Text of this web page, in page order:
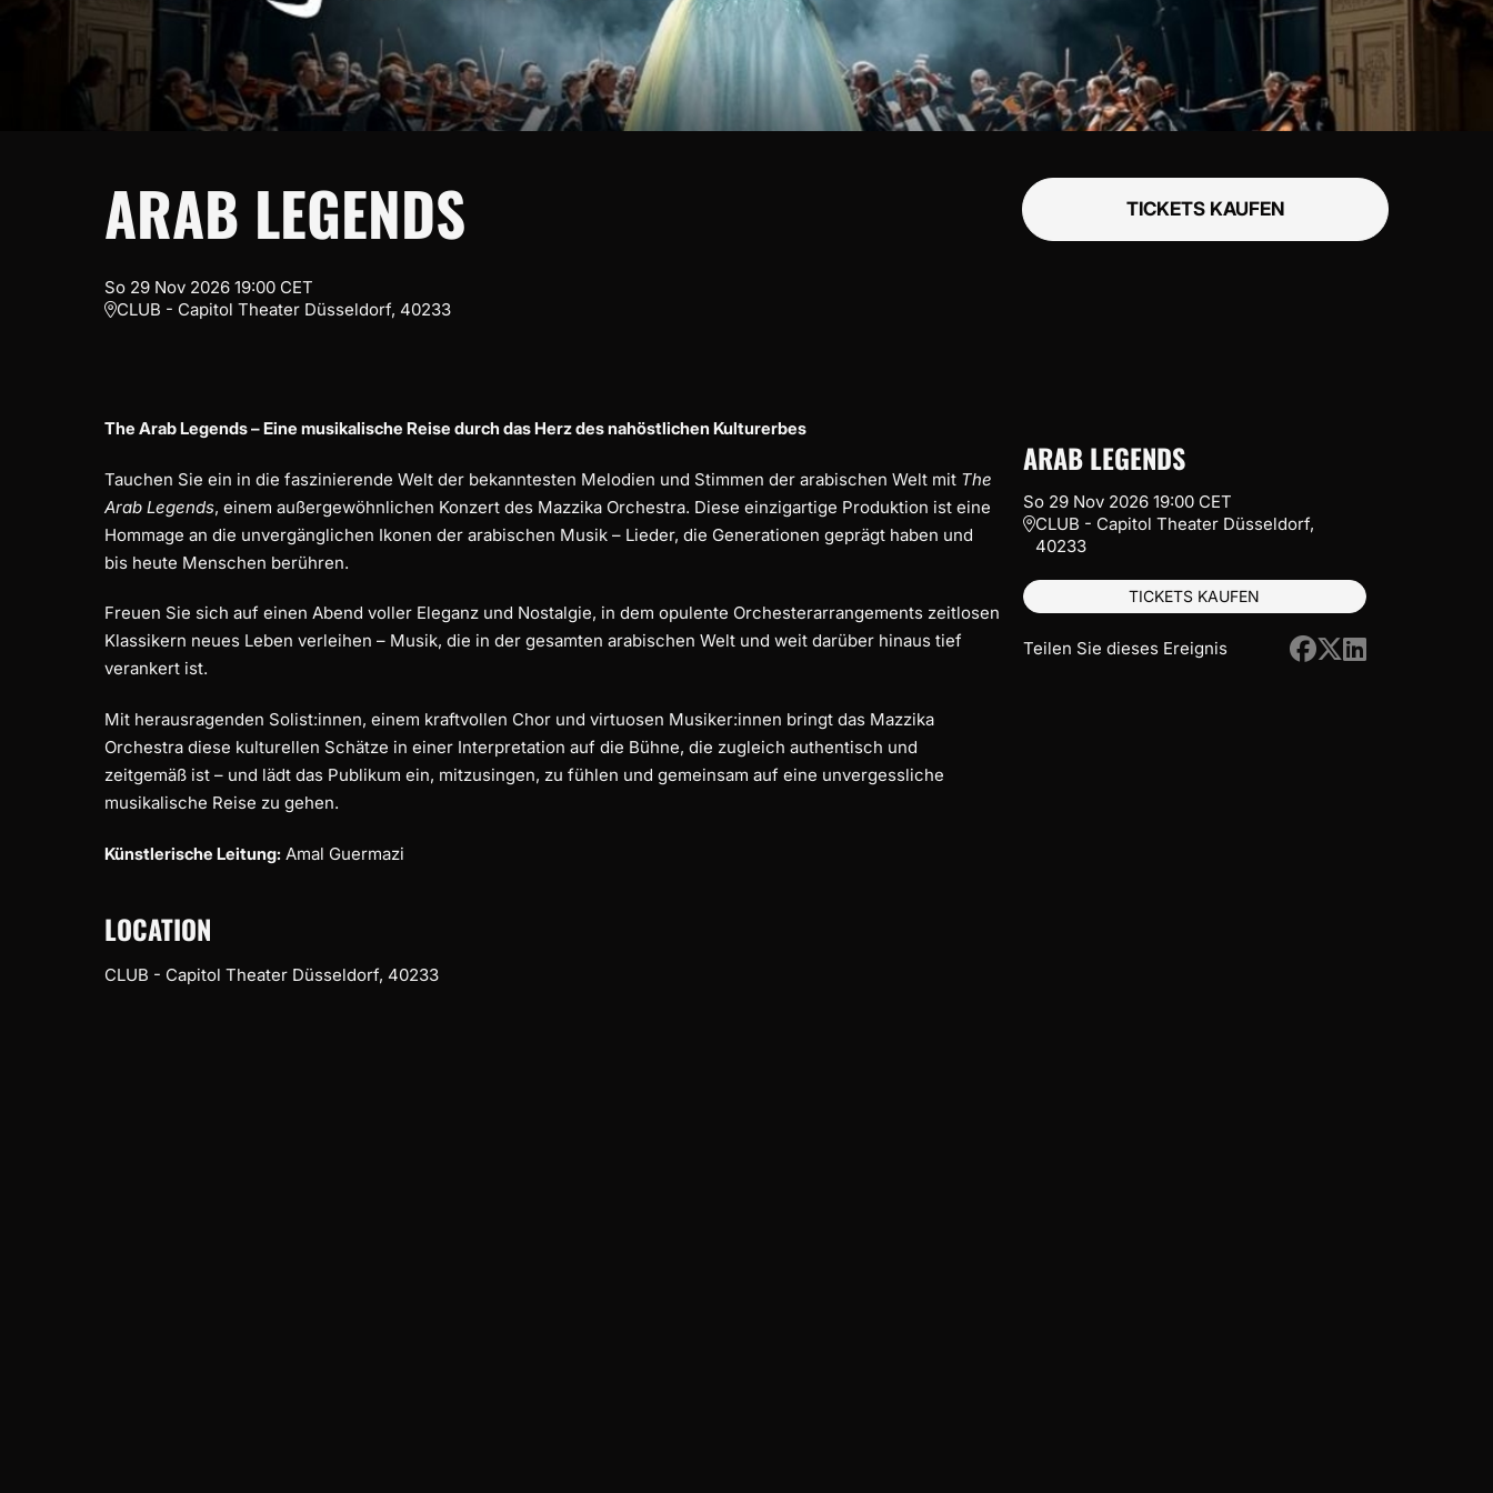
ARAB LEGENDS
So 29 Nov 2026 19:00CET
CLUB - Capitol Theater Düsseldorf, 40233
TICKETS KAUFEN
ARAB LEGENDS
So 29 Nov 2026 19:00 CET
CLUB - Capitol Theater Düsseldorf,
40233
TICKETS KAUFEN
Teilen Sie dieses Ereignis
The Arab Legends – Eine musikalische Reise durch das Herz des nahöstlichen Kulturerbes
Tauchen Sie ein in die faszinierende Welt der bekanntesten Melodien und Stimmen der arabischen Welt mit The
Arab Legends, einem außergewöhnlichen Konzert des Mazzika Orchestra. Diese einzigartige Produktion ist eine
Hommage an die unvergänglichen Ikonen der arabischen Musik – Lieder, die Generationen geprägt haben und
bis heute Menschen berühren.
Freuen Sie sich auf einen Abend voller Eleganz und Nostalgie, in dem opulente Orchesterarrangements zeitlosen
Klassikern neues Leben verleihen – Musik, die in der gesamten arabischen Welt und weit darüber hinaus tief
verankert ist.
Mit herausragenden Solist:innen, einem kraftvollen Chor und virtuosen Musiker:innen bringt das Mazzika
Orchestra diese kulturellen Schätze in einer Interpretation auf die Bühne, die zugleich authentisch und
zeitgemäß ist – und lädt das Publikum ein, mitzusingen, zu fühlen und gemeinsam auf eine unvergessliche
musikalische Reise zu gehen.
Künstlerische Leitung:Amal Guermazi
LOCATION
CLUB - Capitol Theater Düsseldorf, 40233